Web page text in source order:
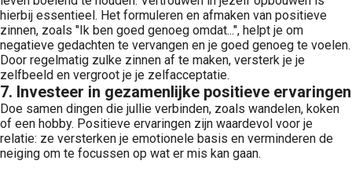
hierbij essentieel. Het formuleren en afmaken van positieve
zinnen, zoals "Ik ben goed genoeg omdat...", helpt je om
negatieve gedachten te vervangen en je goed genoeg te voelen.
Door regelmatig zulke zinnen af te maken, versterk je je
zelfbeeld en vergroot je je zelfacceptatie.
7. Investeer in gezamenlijke positieve ervaringen
Doe samen dingen die jullie verbinden, zoals wandelen, koken
of een hobby. Positieve ervaringen zijn waardevol voor je
relatie: ze versterken je emotionele basis en verminderen de
neiging om te focussen op wat er mis kan gaan.